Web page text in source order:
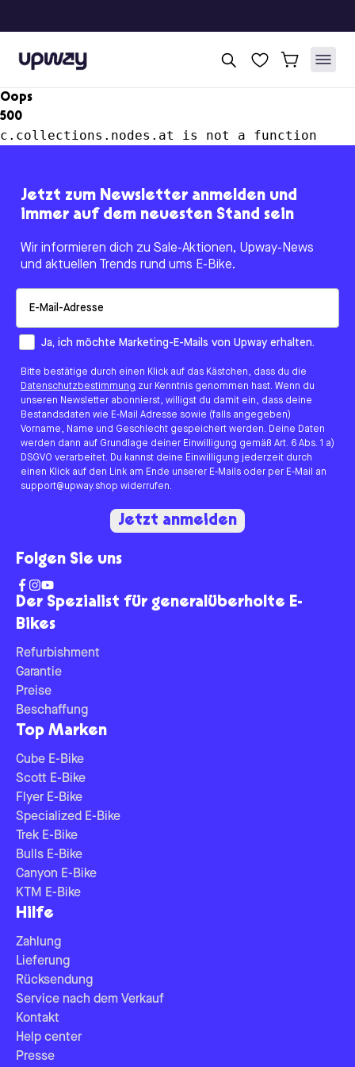
Upway
Oops
500
c.collections.nodes.at is not a function
Der Spezialist für generalüberholte E-
Bikes
Refurbishment
Garantie
Preise
Beschaffung
Top Marken
Cube E-Bike
Scott E-Bike
Flyer E-Bike
Specialized E-Bike
Trek E-Bike
Bulls E-Bike
Canyon E-Bike
KTM E-Bike
Hilfe
Zahlung
Lieferung
Rücksendung
Service nach dem Verkauf
Kontakt
Help center
Presse
Jetzt zum Newsletter anmelden und
immer auf dem neuesten Stand sein
Wir informieren dich zu Sale-Aktionen, Upway-News
und aktuellen Trends rund ums E-Bike.
How would you like to hear from us?
Ja, ich möchte Marketing-E-Mails von Upway erhalten.
Bitte bestätige durch einen Klick auf das Kästchen, dass du die
Datenschutzbestimmung zur Kenntnis genommen hast. Wenn du
unseren Newsletter abonnierst, willigst du damit ein, dass deine
Bestandsdaten wie E-Mail Adresse sowie (falls angegeben)
Vorname, Name und Geschlecht gespeichert werden. Deine Daten
werden dann auf Grundlage deiner Einwilligung gemäß Art. 6 Abs. 1 a)
DSGVO verarbeitet. Du kannst deine Einwilligung jederzeit durch
einen Klick auf den Link am Ende unserer E-Mails oder per E-Mail an
support@upway.shop widerrufen.
Jetzt anmelden
Folgen Sie uns